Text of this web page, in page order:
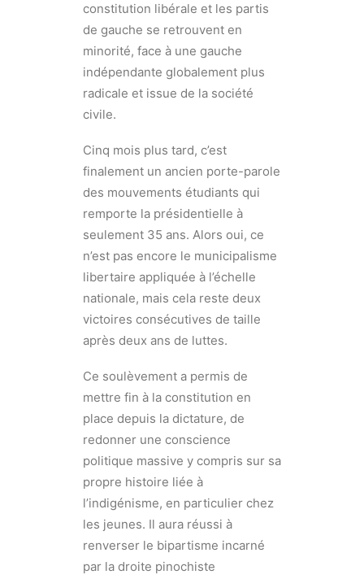
constitution libérale et les partis
de gauche se retrouvent en
minorité, face à une gauche
indépendante globalement plus
radicale et issue de la société
civile.
Cinq mois plus tard, c’est
finalement un ancien porte-parole
des mouvements étudiants qui
remporte la présidentielle à
seulement 35 ans. Alors oui, ce
n’est pas encore le municipalisme
libertaire appliquée à l’échelle
nationale, mais cela reste deux
victoires consécutives de taille
après deux ans de luttes.
Ce soulèvement a permis de
mettre fin à la constitution en
place depuis la dictature, de
redonner une conscience
politique massive y compris sur sa
propre histoire liée à
l’indigénisme, en particulier chez
les jeunes. Il aura réussi à
renverser le bipartisme incarné
par la droite pinochiste